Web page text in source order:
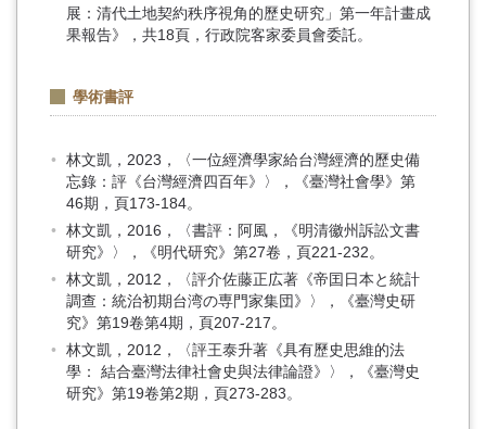
展：清代土地契約秩序視角的歷史研究」第一年計畫成
果報告》，共18頁，行政院客家委員會委託。
學術書評
林文凱，2023，〈一位經濟學家給台灣經濟的歷史備
忘錄：評《台灣經濟四百年》〉，《臺灣社會學》第
46期，頁173-184。
林文凱，2016，〈書評：阿風，《明清徽州訴訟文書
研究》〉，《明代研究》第27卷，頁221-232。
林文凱，2012，〈評介佐藤正広著《帝囯日本と統計
調查：統治初期台湾の専門家集団》〉，《臺灣史研
究》第19卷第4期，頁207-217。
林文凱，2012，〈評王泰升著《具有歷史思維的法
學： 結合臺灣法律社會史與法律論證》〉，《臺灣史
研究》第19卷第2期，頁273-283。